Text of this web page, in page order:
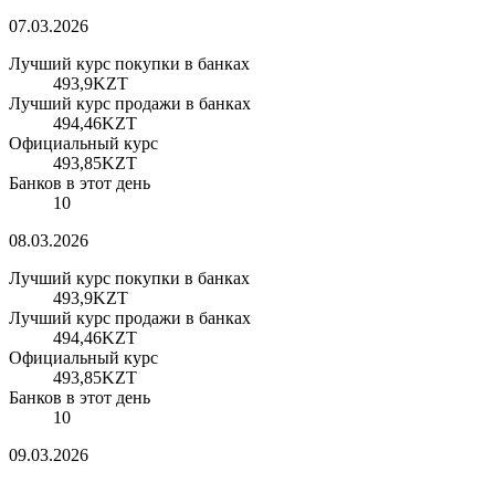
07.03.2026
Лучший курс покупки в банках
493,9KZT
Лучший курс продажи в банках
494,46KZT
Официальный курс
493,85KZT
Банков в этот день
10
08.03.2026
Лучший курс покупки в банках
493,9KZT
Лучший курс продажи в банках
494,46KZT
Официальный курс
493,85KZT
Банков в этот день
10
09.03.2026